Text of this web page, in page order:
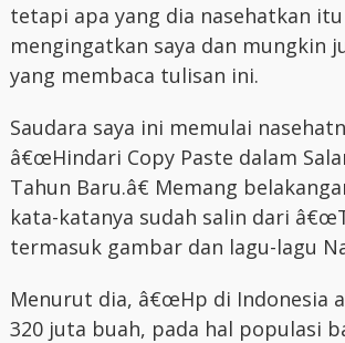
tetapi apa yang dia nasehatkan
mengingatkan saya dan mungkin
yang membaca tulisan ini.
Saudara saya ini memulai
â€œHindari Copy Paste dalam
Tahun Baru.â€ Memang
kata-katanya sudah salin dari
termasuk gambar dan lagu-lagu
Menurut dia, â€œHp di Indonesia
320 juta buah, pada hal populasi